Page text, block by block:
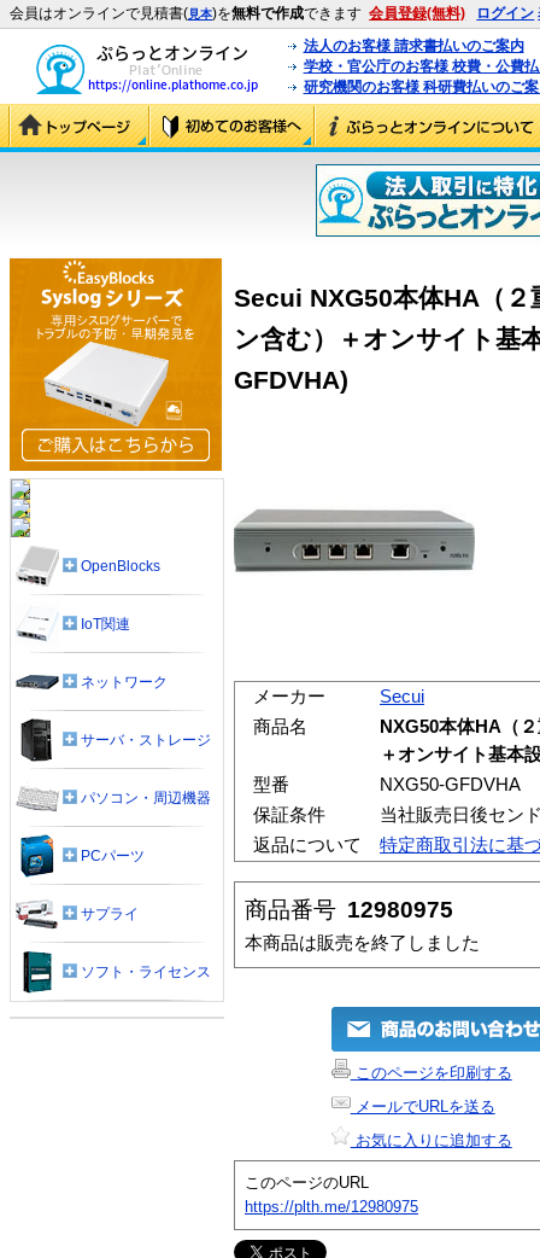
会員はオンラインで見積書(見本)を無料で作成できます 会員登録(無料) ログイン
法人のお客様 請求書払いのご案内
学校・官公庁のお客様 校費・公費
研究機関のお客様 科研費払いのご
Secui NXG50本体HA（２
ン含む）＋オンサイト基
GFDVHA)
メーカー
Secui
商品名
NXG50本体HA（
＋オンサイト基本
型番
NXG50-GFDVHA
保証条件
当社販売日後セン
返品について
特定商取引法に基
商品番号 12980975
本商品は販売を終了しました
このページを印刷する
メールでURLを送る
お気に入りに追加する
このページのURL
https://plth.me/12980975
OpenBlocks
IoT関連
ネットワーク
サーバ・ストレージ
パソコン・周辺機器
PCパーツ
サプライ
ソフト・ライセンス